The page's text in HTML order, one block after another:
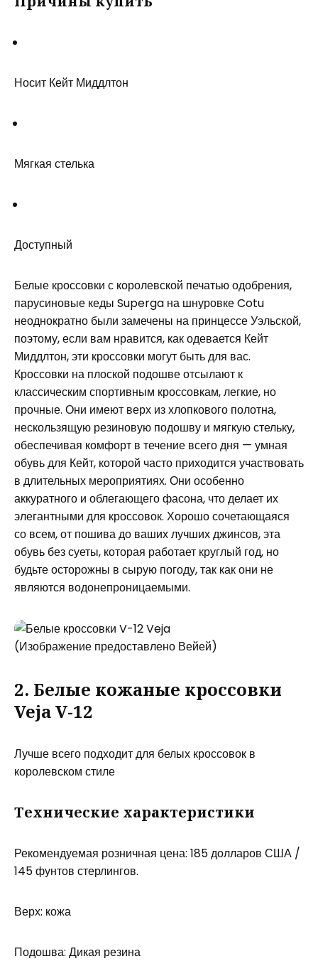
Носит Кейт Миддлтон
Мягкая стелька
Доступный
Белые кроссовки с королевской печатью одобрения,
парусиновые кеды Superga на шнуровке Cotu
неоднократно были замечены на принцессе Уэльской,
поэтому, если вам нравится, как одевается Кейт
Миддлтон, эти кроссовки могут быть для вас.
Кроссовки на плоской подошве отсылают к
классическим спортивным кроссовкам, легкие, но
прочные. Они имеют верх из хлопкового полотна,
нескользящую резиновую подошву и мягкую стельку,
обеспечивая комфорт в течение всего дня — умная
обувь для Кейт, которой часто приходится участвовать
в длительных мероприятиях. Они особенно
аккуратного и облегающего фасона, что делает их
элегантными для кроссовок. Хорошо сочетающаяся
со всем, от пошива до ваших лучших джинсов, эта
обувь без суеты, которая работает круглый год, но
будьте осторожны в сырую погоду, так как они не
являются водонепроницаемыми.
(Изображение предоставлено Вейей)
2. Белые кожаные кроссовки
Veja V-12
Лучше всего подходит для белых кроссовок в
королевском стиле
Технические характеристики
Рекомендуемая розничная цена: 185 долларов США /
145 фунтов стерлингов.
Верх: кожа
Подошва: Дикая резина